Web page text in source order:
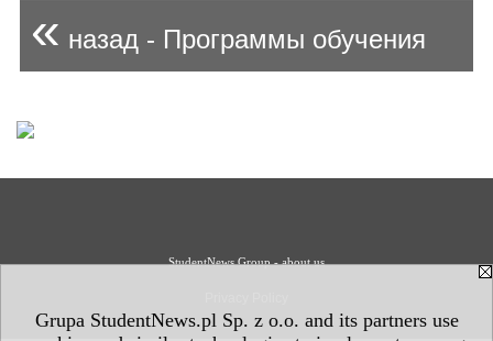
Grupa StudentNews.pl Sp. z o.o. and its partners use
« назад - Программы обучения
StudentNews Group - about us